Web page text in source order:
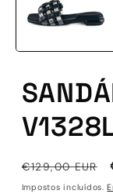
Preço
normal
€129,00 EUR
Impostos incluídos.